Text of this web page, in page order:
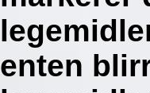
enten